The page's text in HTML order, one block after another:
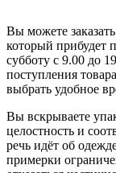
Вы можете
который прибудет
субботу с 9.00 до
поступления
выбрать удобное
Вы вскрываете
целостность и
речь идёт об
примерки